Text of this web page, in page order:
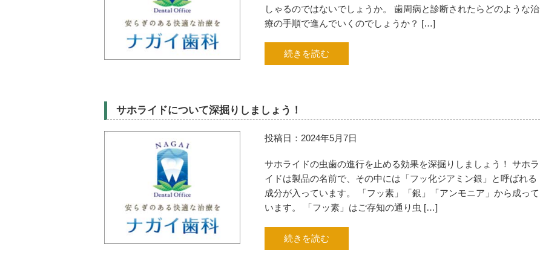
しゃるのではないでしょうか。 歯周病と診断されたらどのような治
療の手順で進んでいくのでしょうか？ […]
続きを読む
サホライドについて深掘りしましょう！
投稿日：2024年5月7日
サホライドの虫歯の進行を止める効果を深掘りしましょう！ サホラ
イドは製品の名前で、その中には「フッ化ジアミン銀」と呼ばれる
成分が入っています。 「フッ素」「銀」「アンモニア」から成って
います。 「フッ素」はご存知の通り虫 […]
続きを読む